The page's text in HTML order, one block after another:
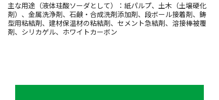
scrollable
主な用途（液体珪酸ソーダとして）：紙パルプ、土木（土壌硬化
剤）、金属洗浄剤、石鹸・合成洗剤添加剤、段ボール接着剤、鋳
型用粘結剤、建材保温材の粘結剤、セメント急結剤、溶接棒被覆
剤、シリカゲル、ホワイトカーボン